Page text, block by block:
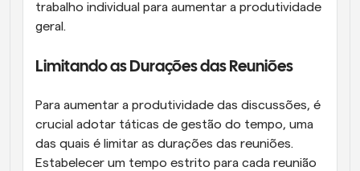
trabalho individual para aumentar a produtividade
geral.
Limitando as Durações das Reuniões
Para aumentar a produtividade das discussões, é
crucial adotar táticas de gestão do tempo, uma
das quais é limitar as durações das reuniões.
Estabelecer um tempo estrito para cada reunião